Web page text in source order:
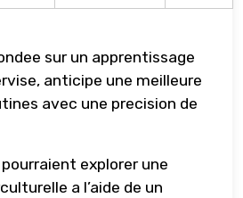
sur un apprentissage
anticipe une meilleure
avec une precision de
explorer une
a l’aide de un